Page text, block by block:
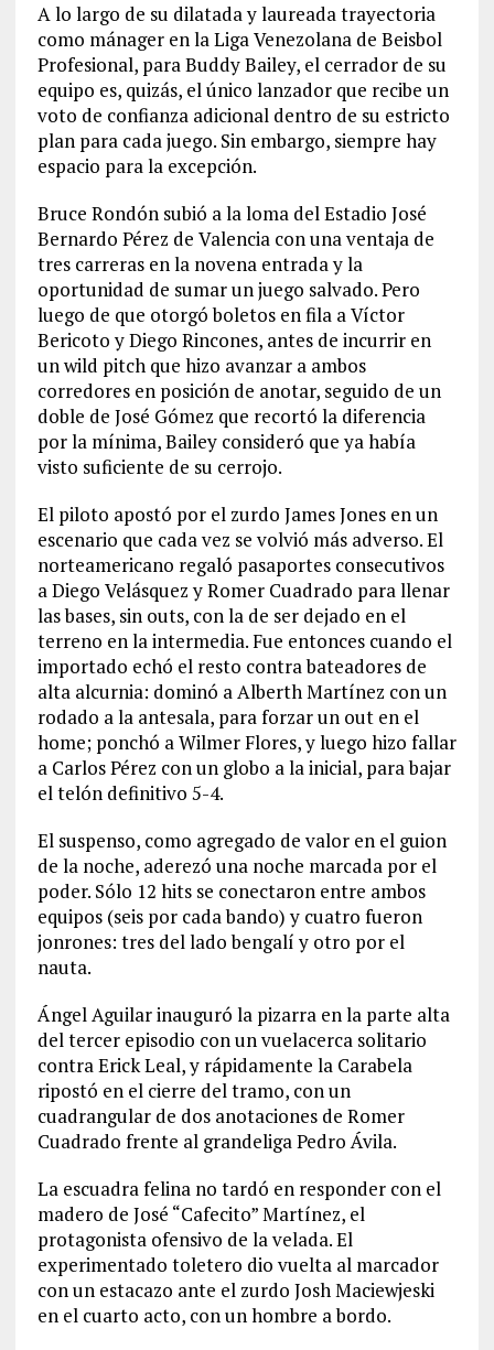
A lo largo de su dilatada y laureada trayectoria
como mánager en la Liga Venezolana de Beisbol
Profesional, para Buddy Bailey, el cerrador de su
equipo es, quizás, el único lanzador que recibe un
voto de confianza adicional dentro de su estricto
plan para cada juego. Sin embargo, siempre hay
espacio para la excepción.
Bruce Rondón subió a la loma del Estadio José
Bernardo Pérez de Valencia con una ventaja de
tres carreras en la novena entrada y la
oportunidad de sumar un juego salvado. Pero
luego de que otorgó boletos en fila a Víctor
Bericoto y Diego Rincones, antes de incurrir en
un wild pitch que hizo avanzar a ambos
corredores en posición de anotar, seguido de un
doble de José Gómez que recortó la diferencia
por la mínima, Bailey consideró que ya había
visto suficiente de su cerrojo.
El piloto apostó por el zurdo James Jones en un
escenario que cada vez se volvió más adverso. El
norteamericano regaló pasaportes consecutivos
a Diego Velásquez y Romer Cuadrado para llenar
las bases, sin outs, con la de ser dejado en el
terreno en la intermedia. Fue entonces cuando el
importado echó el resto contra bateadores de
alta alcurnia: dominó a Alberth Martínez con un
rodado a la antesala, para forzar un out en el
home; ponchó a Wilmer Flores, y luego hizo fallar
a Carlos Pérez con un globo a la inicial, para bajar
el telón definitivo 5-4.
El suspenso, como agregado de valor en el guion
de la noche, aderezó una noche marcada por el
poder. Sólo 12 hits se conectaron entre ambos
equipos (seis por cada bando) y cuatro fueron
jonrones: tres del lado bengalí y otro por el
nauta.
Ángel Aguilar inauguró la pizarra en la parte alta
del tercer episodio con un vuelacerca solitario
contra Erick Leal, y rápidamente la Carabela
ripostó en el cierre del tramo, con un
cuadrangular de dos anotaciones de Romer
Cuadrado frente al grandeliga Pedro Ávila.
La escuadra felina no tardó en responder con el
madero de José “Cafecito” Martínez, el
protagonista ofensivo de la velada. El
experimentado toletero dio vuelta al marcador
con un estacazo ante el zurdo Josh Maciewjeski
en el cuarto acto, con un hombre a bordo.